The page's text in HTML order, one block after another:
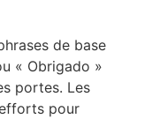
de base
« Obrigado »
portes. Les
pour